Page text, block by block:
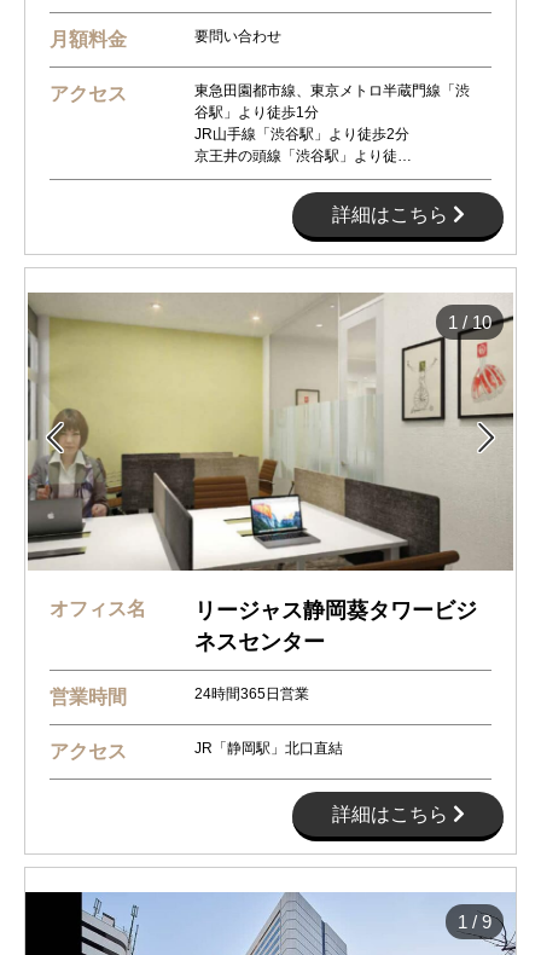
月額料金 要問い合わせ
アクセス
東急田園都市線、東京メトロ半蔵門線「渋
谷駅」より徒歩1分
JR山手線「渋谷駅」より徒歩2分
京王井の頭線「渋谷駅」より徒…
詳細はこちら
 
1 / 10
オフィス名
リージャス静岡葵タワービジ
ネスセンター
営業時間 24時間365日営業
アクセス JR「静岡駅」北口直結
詳細はこちら
1 / 9